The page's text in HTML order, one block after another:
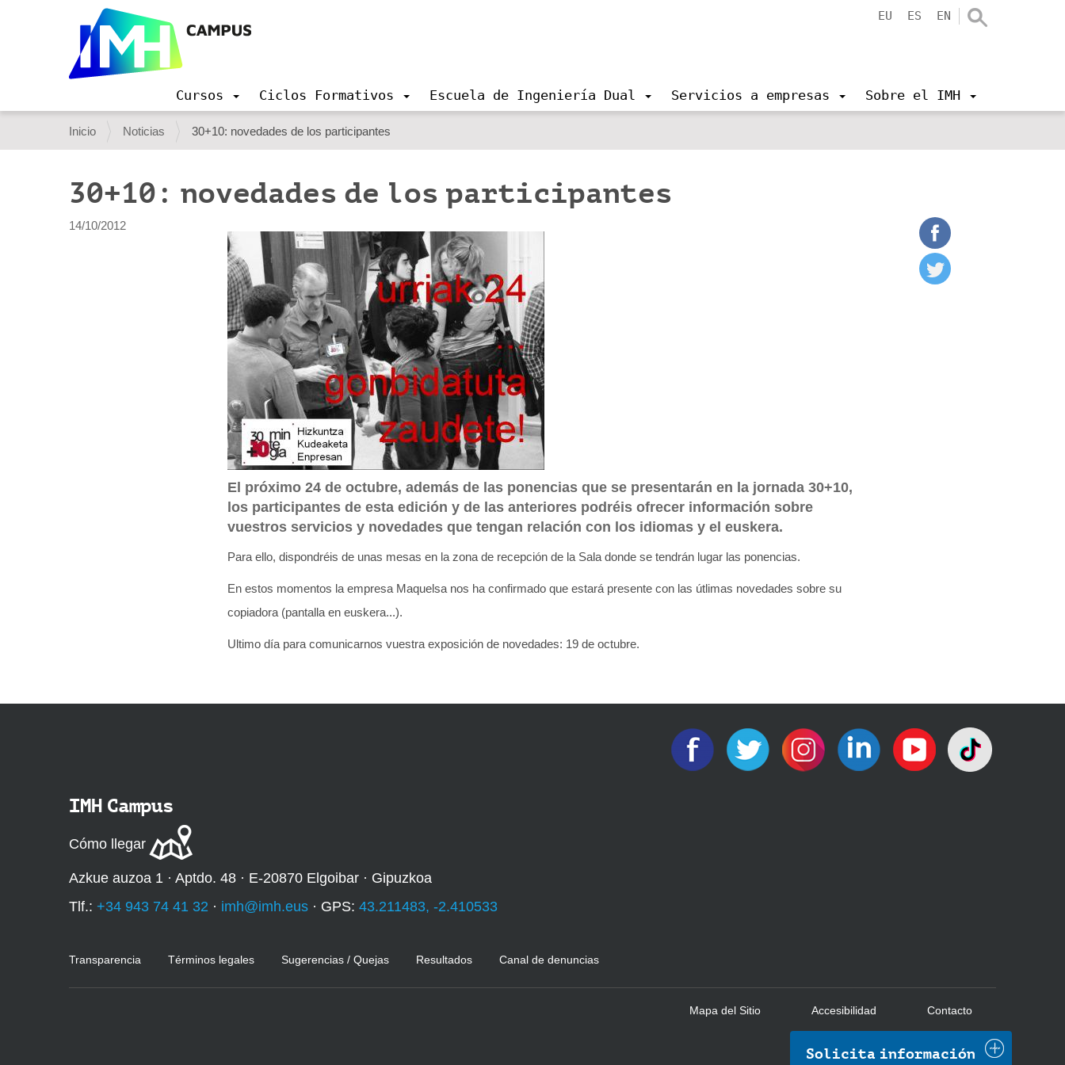
EU ES EN
v
a
c
i
Cursos Ciclos Formativos Escuela de Ingeniería Dual Servicios a empresas Sobre el IMH
U
s
e
d
Inicio Noticias 30+10: novedades de los participantes
30+10: novedades de los participantes
14/10/2012
El próximo 24 de octubre, además de las ponencias que se presentarán en la jornada 30+10,
los participantes de esta edición y de las anteriores podréis ofrecer información sobre
vuestros servicios y novedades que tengan relación con los idiomas y el euskera.
Para ello, dispondréis de unas mesas en la zona de recepción de la Sala donde se tendrán lugar las ponencias.
En estos momentos la empresa Maquelsa nos ha confirmado que estará presente con las útlimas novedades sobre su
copiadora (pantalla en euskera...).
Ultimo día para comunicarnos vuestra exposición de novedades: 19 de octubre.
Solicita información
IMH Campus
Cómo llegar
Azkue auzoa 1 · Aptdo. 48 · E-20870 Elgoibar · Gipuzkoa
Tlf.: +34 943 74 41 32 · imh@imh.eus · GPS: 43.211483, -2.410533
Transparencia Términos legales Sugerencias / Quejas Resultados Canal de denuncias
Mapa del Sitio Accesibilidad Contacto